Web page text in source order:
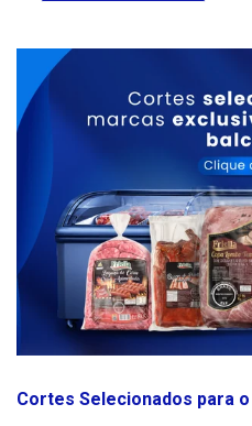
Cortes Selecionados para